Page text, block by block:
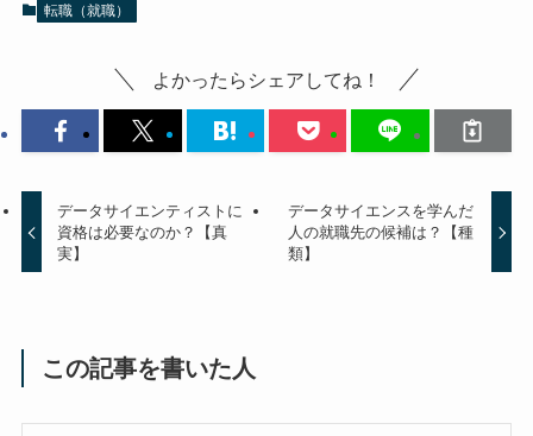
転職（就職）
よかったらシェアしてね！
データサイエンティストに
資格は必要なのか？【真
実】
データサイエンスを学んだ
人の就職先の候補は？【種
類】
この記事を書いた人